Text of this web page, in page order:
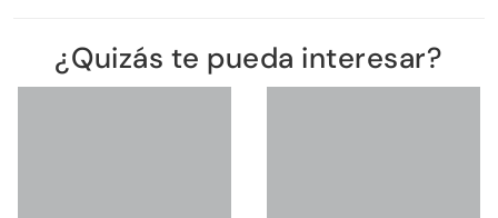
¿Quizás te pueda interesar?